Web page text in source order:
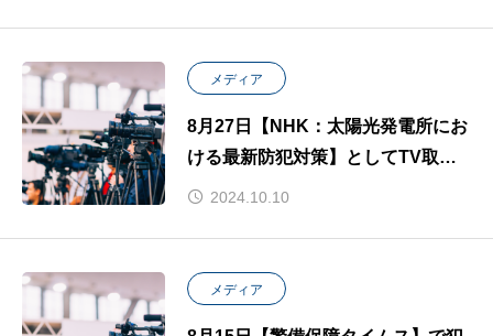
メディア
8月27日【NHK：太陽光発電所にお
ける最新防犯対策】としてTV取材
されました。
2024.10.10
メディア